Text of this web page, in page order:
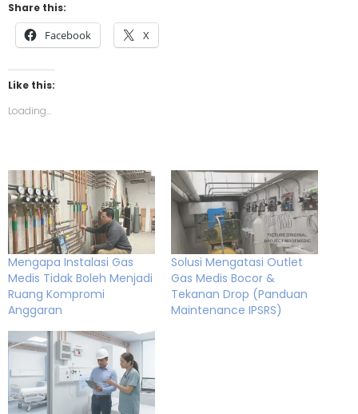
Share this:
Facebook X
Like this:
Loading...
Mengapa Instalasi Gas
Medis Tidak Boleh Menjadi
Ruang Kompromi
Anggaran
Solusi Mengatasi Outlet
Gas Medis Bocor &
Tekanan Drop (Panduan
Maintenance IPSRS)